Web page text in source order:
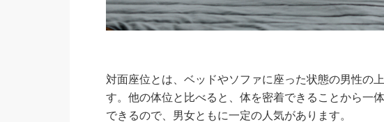
対面座位とは、ベッドやソファに座った状態の男性の
す。他の体位と比べると、体を密着できることから一
できるので、男女ともに一定の人気があります。